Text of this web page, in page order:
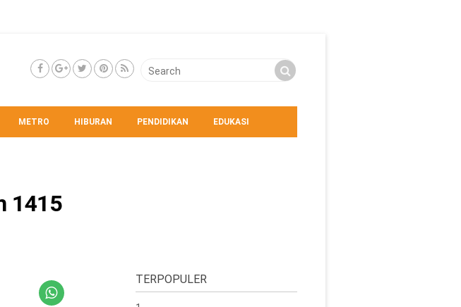
METRO HIBURAN PENDIDIKAN EDUKASI
1415
TERPOPULER